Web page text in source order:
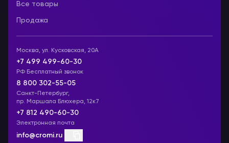
Все товары
Продажа
Москва, ул. Кусковская, 20А
+7 499 499-60-30
РФ Бесплатный звонок
8 800 302-55-05
Санкт-Петербург,
пр. Маршала Блюхера, 12к7
+7 812 490-60-30
Электронная почта
info@cromi.ru